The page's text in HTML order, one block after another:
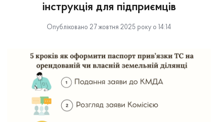
інструкція для підприємців
Опубліковано 27 жовтня 2025 року о 14:14